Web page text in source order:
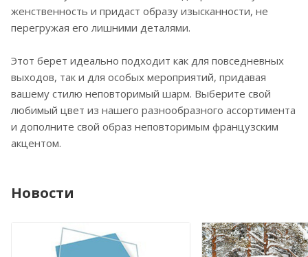
женственность и придаст образу изысканности, не
перегружая его лишними деталями.
Этот берет идеально подходит как для повседневных
выходов, так и для особых мероприятий, придавая
вашему стилю неповторимый шарм. Выберите свой
любимый цвет из нашего разнообразного ассортимента
и дополните свой образ неповторимым французским
акцентом.
Новости